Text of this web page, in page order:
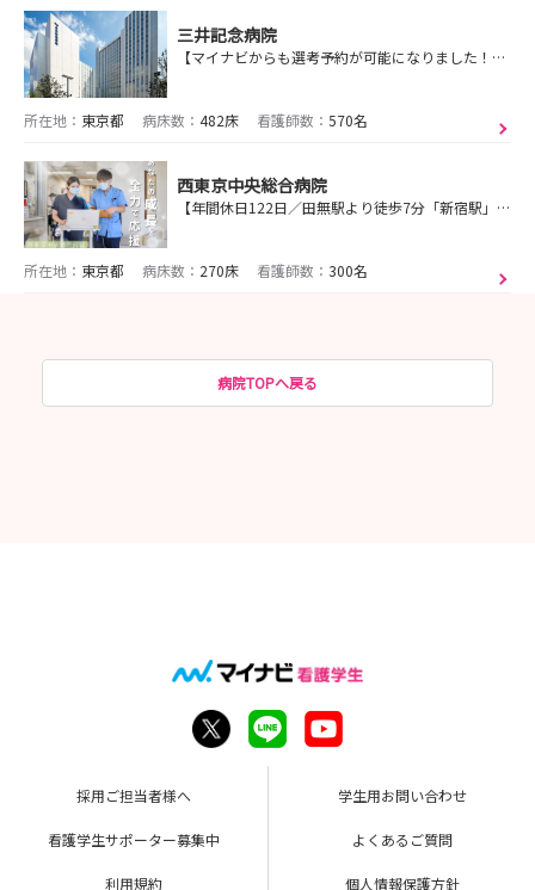
三井記念病院
【マイナビからも選考予約が可能になりました！】秋葉原駅徒歩７分／最新・最良の医療を提供する急性期病院／“よく学び、働き、休み、遊ぶ” 自律した看護師を目指す
所在地： 東京都 病床数： 482床 看護師数： 570名
西東京中央総合病院
【年間休日122日／田無駅より徒歩7分「新宿駅」まで電車で1本20分と良アクセス◎新築移転予定／ICT化で働きやすい環境】地域に寄り添う優しく強いチームづくり
所在地： 東京都 病床数： 270床 看護師数： 300名
病院TOPへ戻る
採用ご担当者様へ 学生用お問い合わせ
看護学生サポーター募集中 よくあるご質問
利用規約 個人情報保護方針